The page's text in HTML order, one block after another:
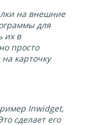
на внешние
для
их в
просто
карточку
Inwidget,
сделает его